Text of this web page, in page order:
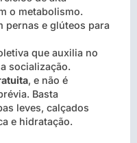
o metabolismo.
pernas e glúteos para
que auxilia no
socialização.
, e não é
Basta
leves, calçados
e hidratação.